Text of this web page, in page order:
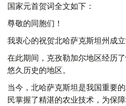
国家元首贺词全文如下：
尊敬的同胞们！
我衷心的祝贺北哈萨克斯坦州成立
在此期间，克孜勒加尔地区经历
悠久历史的地区。
当今，北哈萨克斯坦是我国重要
民掌握了精湛的农业技术，为保